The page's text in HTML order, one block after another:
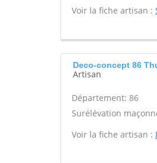
Voir la fiche artisan :
Deco-concept 86
Artisan
Département: 86
Surélévation
Voir la fiche artisan :